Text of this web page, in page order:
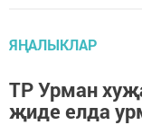
ЯҢАЛЫКЛАР
ТР Урман
җиде елда